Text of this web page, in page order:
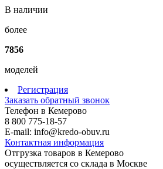
В наличии
более
7856
моделей
Регистрация
Заказать обратный звонок
Телефон в Кемерово
8 800 775-18-57
E-mail: info@kredo-obuv.ru
Контактная информация
Отгрузка товаров в Кемерово
осуществляется со склада в Москве